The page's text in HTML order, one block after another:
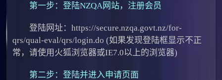
第一步：登陆NZQA网站，注册会员
登陆网址：https://secure.nzqa.govt.nz/for-
qrs/qual-eval/qrs/login.do (如果发现登陆框显示不正
常，请使用火狐浏览器或IE7.0以上的浏览器)
第二步：登陆并进入申请页面